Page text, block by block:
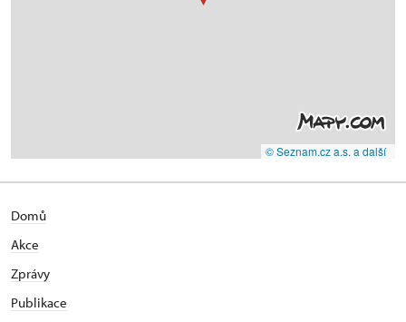
© Seznam.cz a.s. a další
Domů
Akce
Zprávy
Publikace